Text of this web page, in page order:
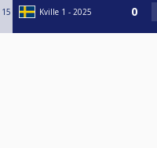
15 Kville 1 - 2025